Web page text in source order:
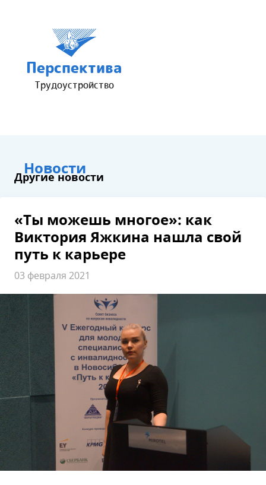
Перспектива
Трудоустройство
Новости
Другие новости
«Ты можешь многое»: как
Виктория Яжкина нашла свой
путь к карьере
03 февраля 2021